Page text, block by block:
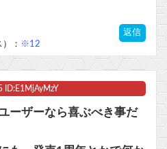
返信
： ※12
ID:E1MjAyMzY
ーザーなら喜ぶべき事だ